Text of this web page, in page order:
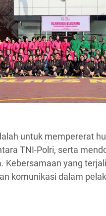
untuk mempererat
TNI-Polri, serta
Kebersamaan yang
komunikasi dalam